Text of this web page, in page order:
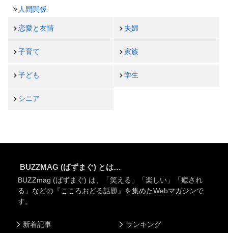
人間関係
恋愛と友情 夫婦
子育て 家族
子ども 学生
シニア
BUZZMAG (ばずまぐ) とは…
BUZZmag (ばずまぐ) は、「笑える」「楽しい」「癒され
る」などの『こころおどる話題』を集めたWebマガジンで
す。
新着記事 ランキング